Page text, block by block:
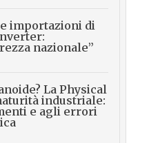
importazioni di
nazionale”
La Physical
industriale:
e agli errori